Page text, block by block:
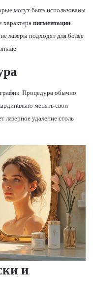
могут быть использованы
характерапигментации.
лазеры подходят для более
Процедура обычно
менять свои
лазерное удаление столь
и